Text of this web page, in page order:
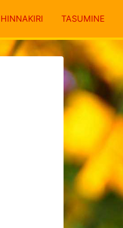
HINNAKIRI TASUMINE